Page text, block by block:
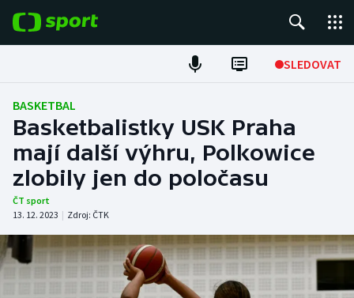
SLEDOVAT
Fotbal
Hokej
Tenis
Atletika
Cyklistika
BASKETBAL
Basketbalistky USK Praha
mají další výhru, Polkowice
zlobily jen do poločasu
ČT sport
13. 12. 2023 | Zdroj: ČTK